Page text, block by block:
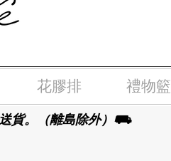
花膠排 禮物籃
送貨。（離島除外）⛟